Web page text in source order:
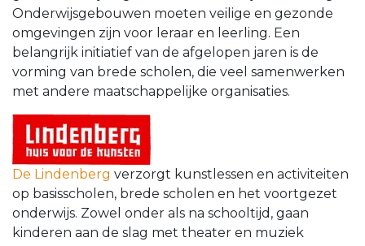
Onderwijsgebouwen moeten veilige en gezonde
omgevingen zijn voor leraar en leerling. Een
belangrijk initiatief van de afgelopen jaren is de
vorming van brede scholen, die veel samenwerken
met andere maatschappelijke organisaties.
De Lindenberg verzorgt kunstlessen en activiteiten
op basisscholen, brede scholen en het voortgezet
onderwijs. Zowel onder als na schooltijd, gaan
kinderen aan de slag met theater en muziek